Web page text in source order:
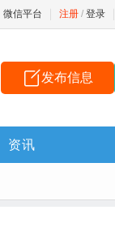
注册 / 登录
微信平台
发布信息
资讯